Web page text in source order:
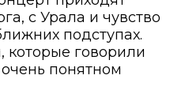
с Урала и чувство
подступах.
говорили
понятном